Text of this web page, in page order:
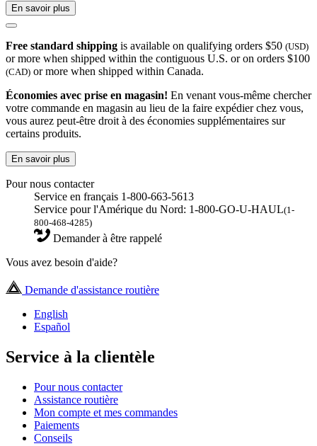
En savoir plus
Free standard shipping is available on qualifying orders $50 (USD)
or more when shipped within the contiguous U.S. or on orders $100
(CAD) or more when shipped within Canada.
Économies avec prise en magasin! En venant vous-même chercher
votre commande en magasin au lieu de la faire expédier chez vous,
vous aurez peut-être droit à des économies supplémentaires sur
certains produits.
En savoir plus
Pour nous contacter
Service en français 1-800-663-5613
Service pour l'Amérique du Nord: 1-800-GO-U-HAUL(1-
800-468-4285)
Demander à être rappelé
Vous avez besoin d'aide?
Demande d'assistance routière
English
Español
Service à la clientèle
Pour nous contacter
Assistance routière
Mon compte et mes commandes
Paiements
Conseils